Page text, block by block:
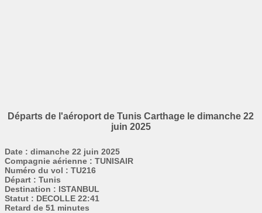
Départs de l'aéroport de Tunis Carthage le dimanche 22
juin 2025
Date : dimanche 22 juin 2025
Compagnie aérienne : TUNISAIR
Numéro du vol : TU216
Départ : Tunis
Destination : ISTANBUL
Statut : DECOLLE 22:41
Retard de 51 minutes